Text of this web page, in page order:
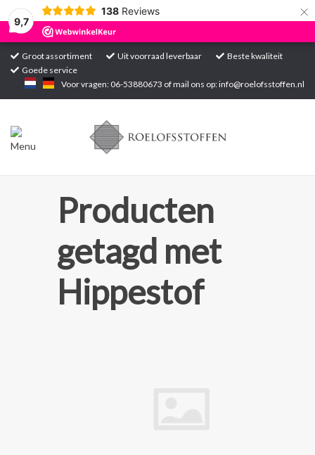
9,7
138 Reviews ×
Groot assortiment Uit voorraad leverbaar
Beste kwaliteit
Goede service
Voor vragen: 06-53880673 of mail ons op:info@roelofsstoffen.nl
Home
Producten
getagd met
Hippestof